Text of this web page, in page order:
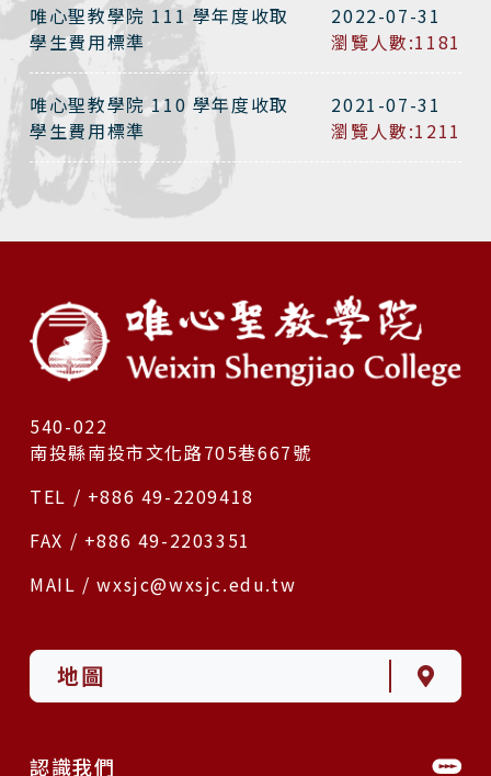
唯心聖教學院 111 學年度收取
學生費用標準
2022-07-31
瀏覽人數:1181
唯心聖教學院 110 學年度收取
學生費用標準
2021-07-31
瀏覽人數:1211
540-022
南投縣南投市文化路705巷667號
TEL / +886 49-2209418
FAX / +886 49-2203351
MAIL / wxsjc@wxsjc.edu.tw
地圖
認識我們